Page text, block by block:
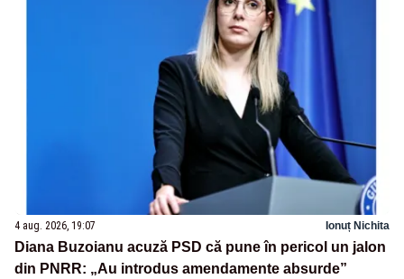
4 aug. 2026, 19:07 Ionuț Nichita
Diana Buzoianu acuză PSD că pune în pericol un jalon
din PNRR: „Au introdus amendamente absurde”